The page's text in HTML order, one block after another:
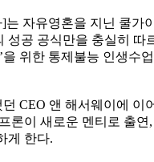
자유영혼을 지닌 쿨가
성공 공식만을 충실히 따
을 위한 통제불능 인생수
CEO 앤 해서웨이에 이
론이 새로운 멘티로 출연,
게 한다.